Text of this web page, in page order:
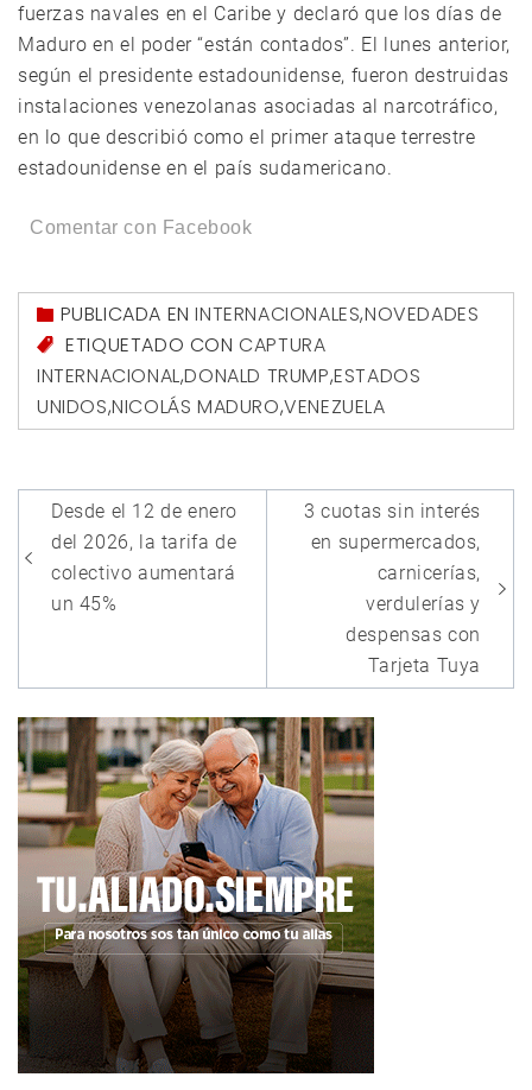
fuerzas navales en el Caribe y declaró que los días de
Maduro en el poder “están contados”. El lunes anterior,
según el presidente estadounidense, fueron destruidas
instalaciones venezolanas asociadas al narcotráfico,
en lo que describió como el primer ataque terrestre
estadounidense en el país sudamericano.
Comentar con Facebook
PUBLICADA ENINTERNACIONALES,NOVEDADES
ETIQUETADO CONCAPTURA
INTERNACIONAL,DONALD TRUMP,ESTADOS
UNIDOS,NICOLÁS MADURO,VENEZUELA
Navegación
de
entradas
Desde el 12 de enero
del 2026, la tarifa de
colectivo aumentará
un 45%
3 cuotas sin interés
en supermercados,
carnicerías,
verdulerías y
despensas con
Tarjeta Tuya